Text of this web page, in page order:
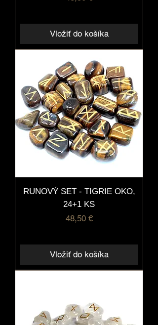
Vložiť do košíka
RUNOVÝ SET - TIGRIE OKO,
24+1 KS
Cena
48,50 €
Vložiť do košíka